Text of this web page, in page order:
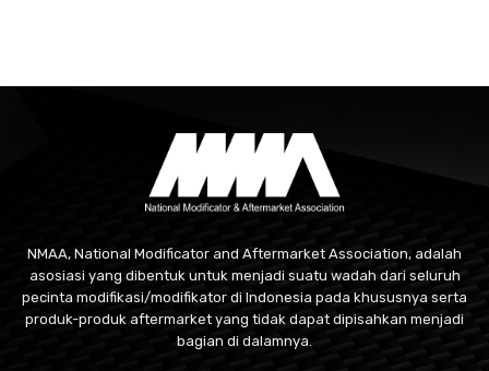
NMAA, National Modificator and Aftermarket Association, adalah
asosiasi yang dibentuk untuk menjadi suatu wadah dari seluruh
pecinta modifikasi/modifikator di Indonesia pada khususnya serta
produk-produk aftermarket yang tidak dapat dipisahkan menjadi
bagian di dalamnya.